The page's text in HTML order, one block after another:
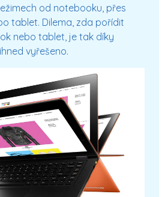
od notebooku, přes
tablet. Dilema, zda pořídit
nebo tablet, je tak díky
vyřešeno.